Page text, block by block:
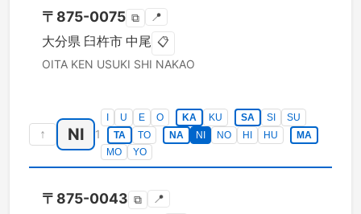
〒 875-0075 ⧉ 📍
大分県 臼杵市 中尾 📋
OITA KEN USUKI SHI NAKAO
↑ NI 1
U E O KA KU SA SI
SU
TA
TO NA NI NO HI HU
MA
MO
YO
〒 875-0043 ⧉ 📍